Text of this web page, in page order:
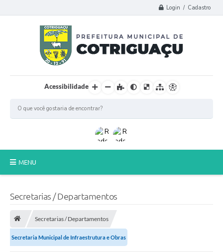
Login / Cadastro
Acessibilidade
MENU
A Prefeitura
Secretarias / Departamentos
Secretarias / Departamentos
Secretaria Municipal de Infraestrutura e Obras